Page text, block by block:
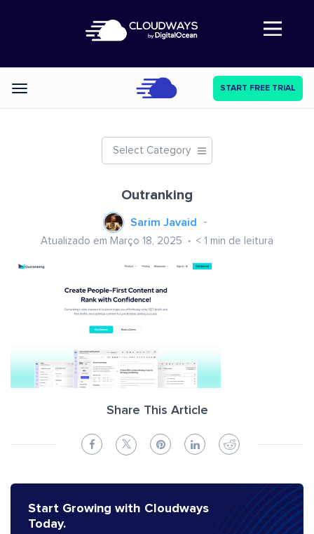
Abre a navegação
Categories START FREE TRIAL
Select Category
Outranking
Sarim Javaid
Atualizado em Março 18, 2025 < 1 min de leitura
Share This Article
Start Growing with Cloudways
Today.